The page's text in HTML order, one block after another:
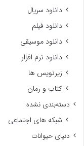
دانلود سریال
دانلود فیلم
دانلود موسیقی
دانلود نرم افزار
زیرنویس ها
کتاب و رمان
دسته‌بندی نشده
شبکه های اجتماعی
دنیای حیوانات